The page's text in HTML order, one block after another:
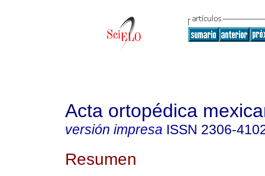
Acta ortopédica
versión impresa ISSN 2306-
Resumen